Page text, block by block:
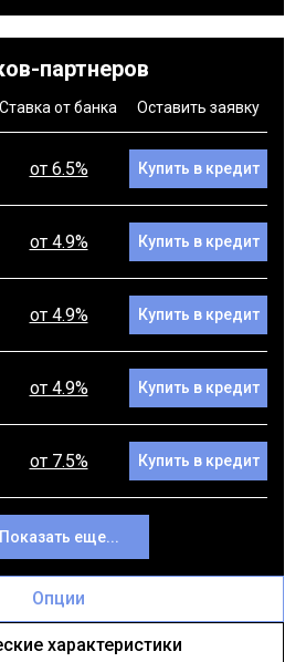
партнеров
Ставка от банка Оставить заявку
от 6.5% Купить в кредит
от 4.9% Купить в кредит
от 4.9% Купить в кредит
от 4.9% Купить в кредит
от 7.5% Купить в кредит
Показать еще...
Опции
характеристики